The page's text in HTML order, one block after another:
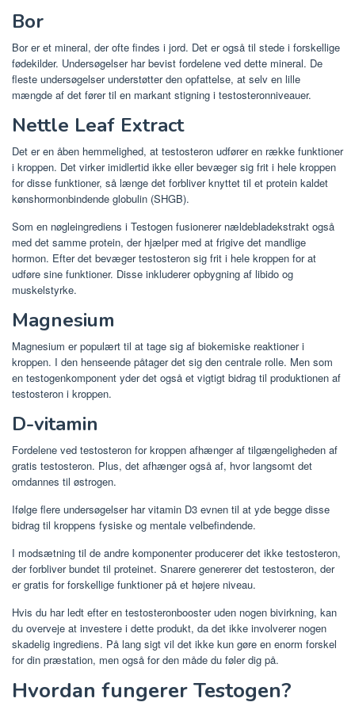
Bor
Bor er et mineral, der ofte findes i jord. Det er også til stede i forskellige
fødekilder. Undersøgelser har bevist fordelene ved dette mineral. De
fleste undersøgelser understøtter den opfattelse, at selv en lille
mængde af det fører til en markant stigning i testosteronniveauer.
Nettle Leaf Extract
Det er en åben hemmelighed, at testosteron udfører en række funktioner
i kroppen. Det virker imidlertid ikke eller bevæger sig frit i hele kroppen
for disse funktioner, så længe det forbliver knyttet til et protein kaldet
kønshormonbindende globulin (SHGB).
Som en nøgleingrediens i Testogen fusionerer nældebladekstrakt også
med det samme protein, der hjælper med at frigive det mandlige
hormon. Efter det bevæger testosteron sig frit i hele kroppen for at
udføre sine funktioner. Disse inkluderer opbygning af libido og
muskelstyrke.
Magnesium
Magnesium er populært til at tage sig af biokemiske reaktioner i
kroppen. I den henseende påtager det sig den centrale rolle. Men som
en testogenkomponent yder det også et vigtigt bidrag til produktionen af
​​testosteron i kroppen.
D-vitamin
Fordelene ved testosteron for kroppen afhænger af tilgængeligheden af ​​
gratis testosteron. Plus, det afhænger også af, hvor langsomt det
omdannes til østrogen.
Ifølge flere undersøgelser har vitamin D3 evnen til at yde begge disse
bidrag til kroppens fysiske og mentale velbefindende.
I modsætning til de andre komponenter producerer det ikke testosteron,
der forbliver bundet til proteinet. Snarere genererer det testosteron, der
er gratis for forskellige funktioner på et højere niveau.
Hvis du har ledt efter en testosteronbooster uden nogen bivirkning, kan
du overveje at investere i dette produkt, da det ikke involverer nogen
skadelig ingrediens. På lang sigt vil det ikke kun gøre en enorm forskel
for din præstation, men også for den måde du føler dig på.
Hvordan fungerer Testogen?